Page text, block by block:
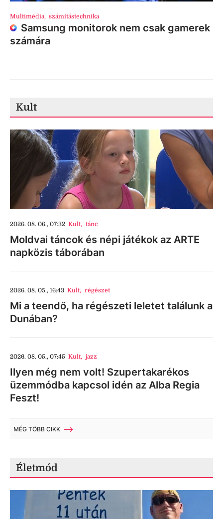
Multimédia, számítástechnika
Samsung monitorok nem csak gamerek
számára
Kult
2026. 08. 06., 07:32 Kult, tánc
Moldvai táncok és népi játékok az ARTE
napközis táborában
2026. 08. 05., 16:43 Kult, régészet
Mi a teendő, ha régészeti leletet találunk a
Dunában?
2026. 08. 05., 07:45 Kult, jazz
Ilyen még nem volt! Szupertakarékos
üzemmódba kapcsol idén az Alba Regia
Feszt!
MÉG TÖBB CIKK
Életmód